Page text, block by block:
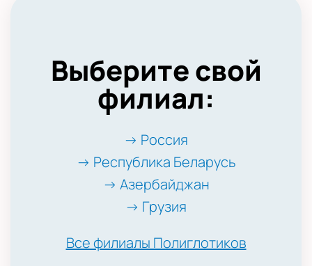
Выберите свой
филиал:
→ Россия
→ Республика Беларусь
→ Азербайджан
→ Грузия
Все филиалы Полиглотиков